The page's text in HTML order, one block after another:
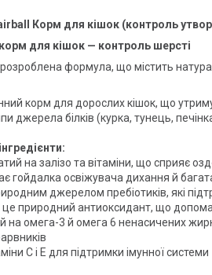
Корм для кішок (контроль
для кішок — контроль шерсті
формула, що містить
корм для дорослих кішок, що
джерела білків (курка, тунець,
на залізо та вітаміни, що сприяє
гойдалка освіжувача дихання й
джерелом пребіотиків, які
природний антиоксидант, що
на омега-3 й омега 6 ненасичених
C і E для підтримки імунної системи